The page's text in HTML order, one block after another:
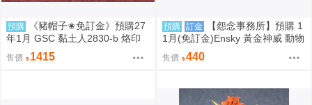
預購
《豬帽子✬免訂金》預購27
年1月 GSC 黏土人2830-b 烙印
勇士 凱茲 狂戰士鎧甲Ver. BLOO
D EDITION 0906
售價 1415
預購 訂金
【怨念事務所】預購 1
1月(免訂金)Ensky 黃金神威 動物
模樣坐姿娃吊飾 布偶 第2彈 3款
分售 三次再販 0816
售價 440